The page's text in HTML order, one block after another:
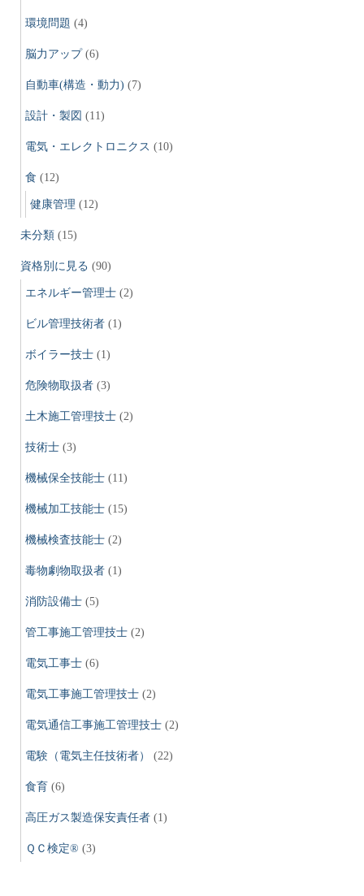
環境問題 (4)
脳力アップ (6)
自動車(構造・動力) (7)
設計・製図 (11)
電気・エレクトロニクス (10)
食 (12)
健康管理 (12)
未分類 (15)
資格別に見る (90)
エネルギー管理士 (2)
ビル管理技術者 (1)
ボイラー技士 (1)
危険物取扱者 (3)
土木施工管理技士 (2)
技術士 (3)
機械保全技能士 (11)
機械加工技能士 (15)
機械検査技能士 (2)
毒物劇物取扱者 (1)
消防設備士 (5)
管工事施工管理技士 (2)
電気工事士 (6)
電気工事施工管理技士 (2)
電気通信工事施工管理技士 (2)
電験（電気主任技術者） (22)
食育 (6)
高圧ガス製造保安責任者 (1)
ＱＣ検定® (3)